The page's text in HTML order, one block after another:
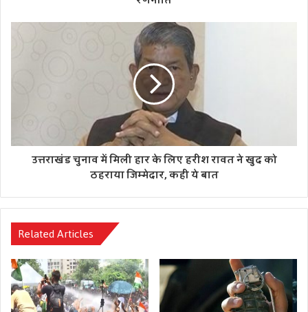
उत्तराखंड चुनाव में मिली हार के लिए हरीश रावत ने खुद को
ठहराया जिम्मेदार, कही ये बात
Related Articles